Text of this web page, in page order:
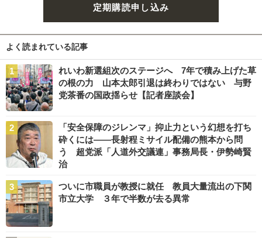
定期購読申し込み
よく読まれている記事
れいわ新選組次のステージへ 7年で積み上げた草
の根の力 山本太郎引退は終わりではない 与野
党茶番の国政揺らせ【記者座談会】
「安全保障のジレンマ」抑止力という幻想を打ち
砕くには――長射程ミサイル配備の熊本から問
う 超党派「人道外交議連」事務局長・伊勢崎賢
治
ついに市職員が教授に就任 教員大量流出の下関
市立大学 ３年で半数が去る異常